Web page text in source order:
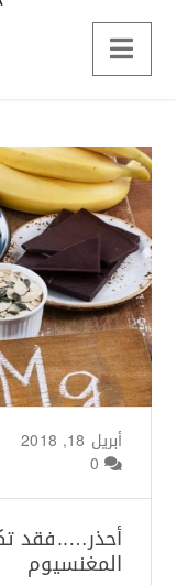
أبريل 18, 2018
0
أحذر…..فقد
المغنسيوم